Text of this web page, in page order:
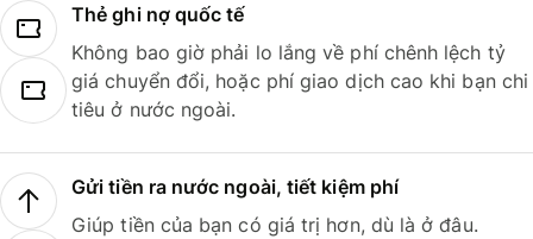
Thẻ ghi nợ quốc tế
Không bao giờ phải lo lắng về phí chênh lệch tỷ
giá chuyển đổi, hoặc phí giao dịch cao khi bạn chi
tiêu ở nước ngoài.
Gửi tiền ra nước ngoài, tiết kiệm phí
Giúp tiền của bạn có giá trị hơn, dù là ở đâu.